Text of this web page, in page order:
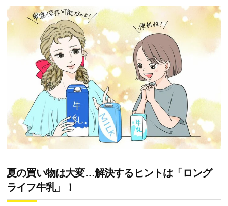
夏の買い物は大変…解決するヒントは「ロング
ライフ牛乳」！